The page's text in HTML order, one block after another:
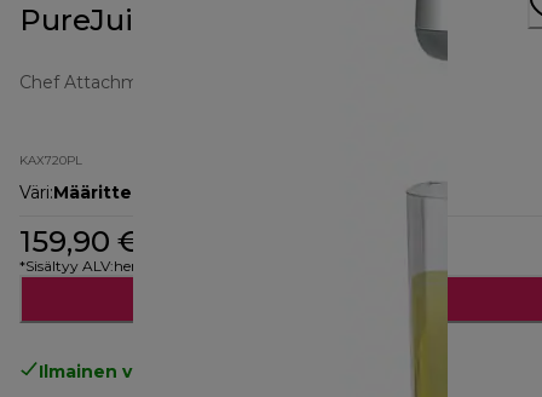
PureJuice-lisäosa KAX720PL
Chef Attachments
KAX720PL
Väri:Määrittelemätön
159,90 €
*Sisältyy ALV:hen
Ilmainen vakiotoimitus